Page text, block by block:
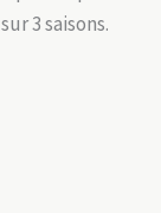
3 saisons.